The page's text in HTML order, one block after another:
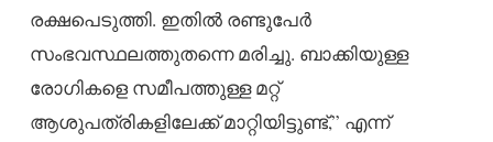
രക്ഷപെടുത്തി. ഇതിൽ രണ്ടുപേർ
സംഭവസ്ഥലത്തുതന്നെ മരിച്ചു. ബാക്കിയുള്ള
രോഗികളെ സമീപത്തുള്ള മറ്റ്
ആശുപത്രികളിലേക്ക് മാറ്റിയിട്ടുണ്ട്,” എന്ന്